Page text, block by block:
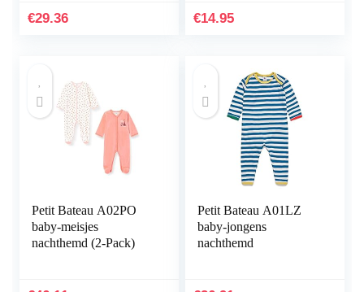
€29.36 €14.95
Petit Bateau A02PO
baby-meisjes
nachthemd (2-Pack)
Petit Bateau A01LZ
baby-jongens
nachthemd